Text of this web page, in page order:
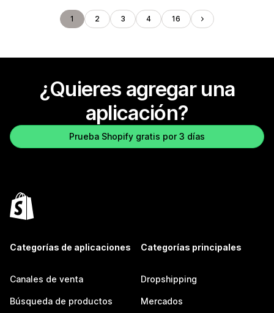
1 2 3 4 16
¿Quieres agregar una
aplicación?
Prueba Shopify gratis por 3 días
Categorías de aplicaciones
Canales de venta
Búsqueda de productos
Categorías principales
Dropshipping
Mercados